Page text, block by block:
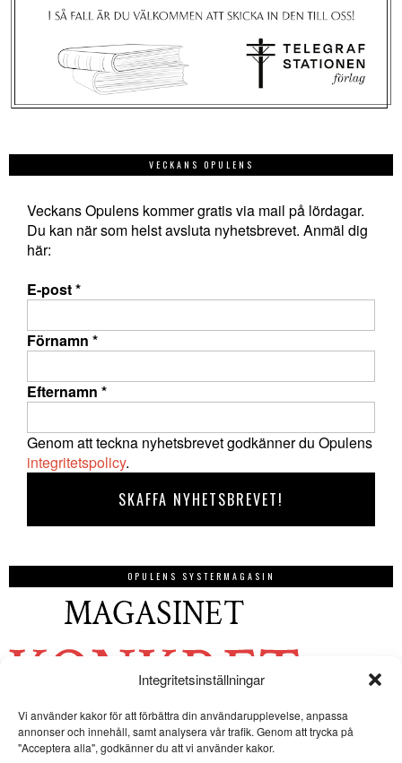
Integritetsinställningar
Vi använder kakor för att förbättra din användarupplevelse, anpassa
annonser och innehåll, samt analysera vår trafik. Genom att trycka på
"Acceptera alla", godkänner du att vi använder kakor.
VECKANS OPULENS
Veckans Opulens kommer gratis via mail på lördagar.
Du kan när som helst avsluta nyhetsbrevet. Anmäl dig
här:
E-post*
Förnamn *
Efternamn *
Genom att teckna nyhetsbrevet godkänner du Opulens
integritetspolicy.
OPULENS SYSTERMAGASIN